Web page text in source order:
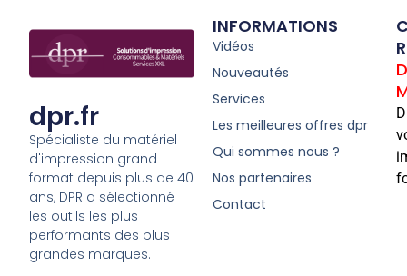
dpr.fr
Spécialiste du matériel
d'impression grand
format depuis plus de 40
ans, DPR a sélectionné
les outils les plus
performants des plus
grandes marques.
INFORMATIONS
Vidéos
Nouveautés
Services
Les meilleures offres dpr
Qui sommes nous ?
Nos partenaires
Contact